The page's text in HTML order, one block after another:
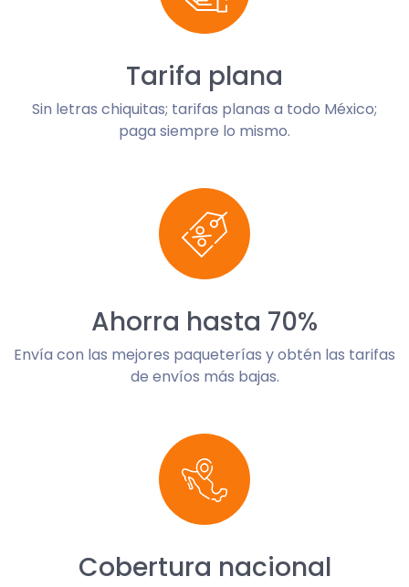
Tarifa plana
Sin letras chiquitas; tarifas planas a todo México;
paga siempre lo mismo.
Ahorra hasta 70%
Envía con las mejores paqueterías y obtén las tarifas
de envíos más bajas.
Cobertura nacional